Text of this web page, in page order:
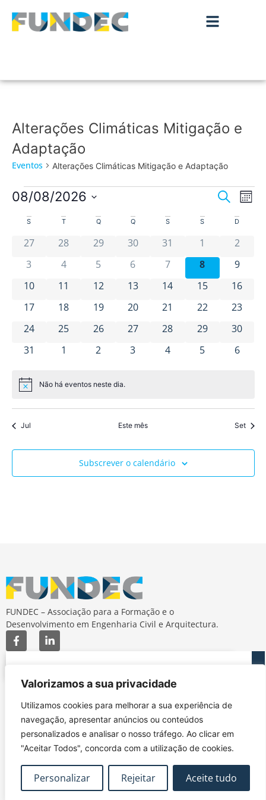
Valorizamos a sua privacidade
Utilizamos cookies para melhorar a sua experiência de
navegação, apresentar anúncios ou conteúdos
personalizados e analisar o nosso tráfego. Ao clicar em
"Aceitar Todos", concorda com a utilização de cookies.
Personalizar Rejeitar Aceite tudo
Alterações Climáticas Mitigação e
Adaptação
Eventos Alterações Climáticas Mitigação e Adaptação
de
e
de
Pesquisar
Mês
08/08/2026
Calendário
de
Eventos
S T Q Q S S D
0 eventos
27 0 eventos
28 0 eventos
29 0 eventos
30 0 eventos
31 0 eventos
1 0
2
0 eventos
3 0 eventos
4 0 eventos
5 0 eventos
6 0 eventos
7 0 eventos
8 0
9
0 eventos
10 0 eventos
11 0 eventos
12 0 eventos
13 0 eventos
14 0 eventos
15 0
16
0 eventos
17 0 eventos
18 0 eventos
19 0 eventos
20 0 eventos
21 0 eventos
22 0
23
0 eventos
24 0 eventos
25 0 eventos
26 0 eventos
27 0 eventos
28 0 eventos
29 0
30
0 eventos
31 0 eventos
1 0 eventos
2 0 eventos
3 0 eventos
4 0 eventos
5 0
6
Aviso Não há eventos neste dia.
Jul Este mês Set
Subscrever o calendário
FUNDEC – Associação para a Formação e o
Desenvolvimento em Engenharia Civil e Arquitectura.
MAPA DO SITE
Subscrever Newsletter
Contactos
Google Maps
CONTACTOS
fundec@tecnico.ulisboa.pt
FUNDEC - IST - DECivil
Av. Rovisco Pais, 1049-
001 Lisboa
Política de Privacidade Contacte-nos
Livro de
Reclamações|Termos e Condições